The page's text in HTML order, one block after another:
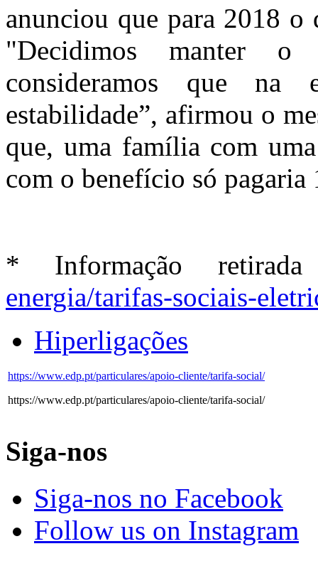
anunciou que para 2018 o
"Decidimos manter
consideramos que na
estabilidade”, afirmou o
que, uma família com
com o benefício só pagaria
* Informação
energia/tarifas-sociais-
Hiperligações
https://www.edp.pt/particulares/apoio-cliente/tarifa-social/
https://www.edp.pt/particulares/apoio-cliente/tarifa-social/
Siga-nos
Siga-nos no Facebook
Follow us on Instagram